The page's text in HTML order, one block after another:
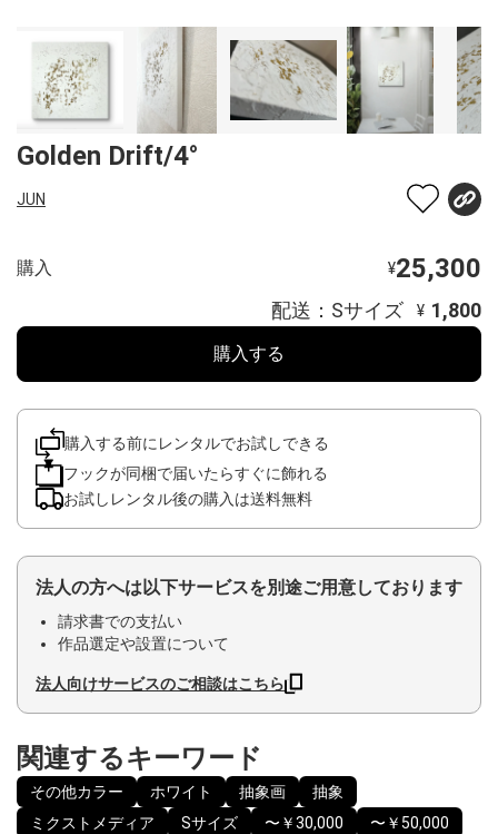
Golden Drift/4°
JUN
購入 ¥25,300
配送：Sサイズ ¥ 1,800
購入する
購入する前にレンタルでお試しできる
フックが同梱で届いたらすぐに飾れる
お試しレンタル後の購入は送料無料
法人の方へは以下サービスを別途ご用意しております
請求書での支払い
作品選定や設置について
法人向けサービスのご相談はこちら
関連するキーワード
その他カラー ホワイト 抽象画
抽象
ミクストメディア
Sサイズ 〜￥30,000
〜￥50,000